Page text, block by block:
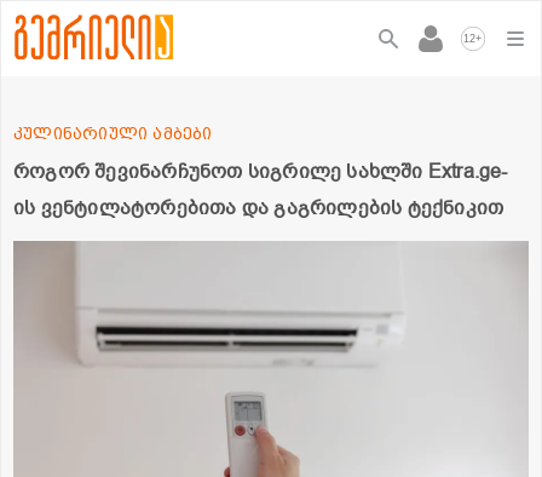
12+
როგორ შევინარჩუნოთ სიგრილე სახლში Extra.ge-
ის ვენტილატორებითა და გაგრილების ტექნიკით
კულინარიული ამბები